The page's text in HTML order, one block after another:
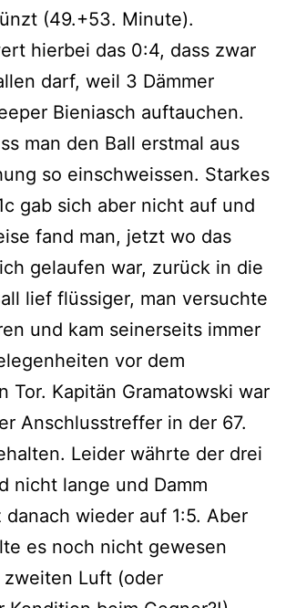
(49.+53. Minute).
hierbei das 0:4, dass zwar
darf, weil 3 Dämmer
Bieniasch auftauchen.
man den Ball erstmal aus
so einschweissen. Starkes
gab sich aber nicht auf und
fand man, jetzt wo das
gelaufen war, zurück in die
lief flüssiger, man versuchte
und kam seinerseits immer
vor dem
Tor. Kapitän Gramatowski war
Anschlusstreffer in der 67.
Leider währte der drei
nicht lange und Damm
wieder auf 1:5. Aber
es noch nicht gewesen
Luft (oder